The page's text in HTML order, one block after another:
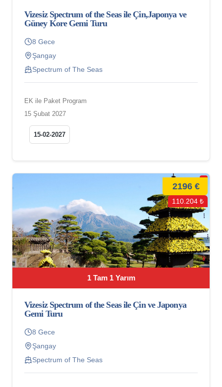
Vizesiz Spectrum of the Seas ile Çin,Japonya ve
Güney Kore Gemi Turu
8 Gece
Şangay
Spectrum of The Seas
EK ile Paket Program
15 Şubat 2027
15-02-2027
1 Tam 1 Yarım
2196 €
110.204 ₺
Vizesiz Spectrum of the Seas ile Çin ve Japonya
Gemi Turu
8 Gece
Şangay
Spectrum of The Seas